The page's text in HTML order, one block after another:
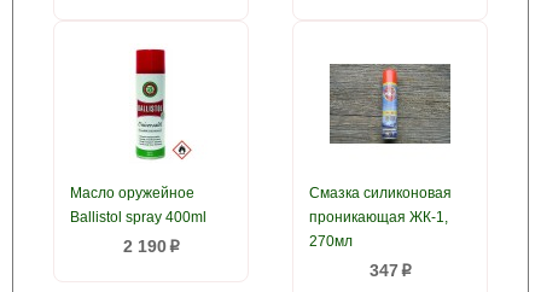
Масло оружейное
Ballistol spray 400ml
2 190p
Смазка силиконовая
проникающая ЖК-1,
270мл
347 p